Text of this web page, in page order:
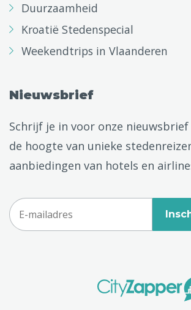
Duurzaamheid
Kroatië Stedenspecial
Weekendtrips in Vlaanderen
Nieuwsbrief
Schrijf je in voor onze
de hoogte van unieke
aanbiedingen van hotels en